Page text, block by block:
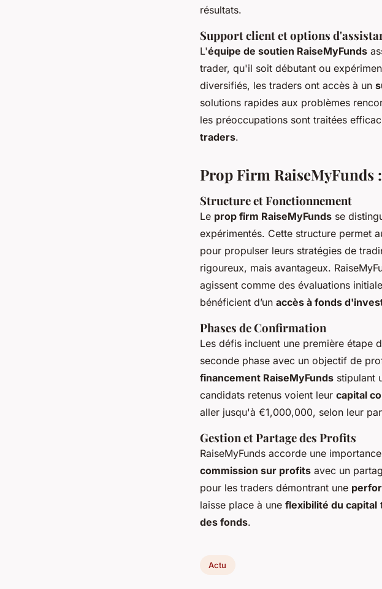
résultats.
Support client et options
L'équipe de soutien RaiseMyFunds
trader, qu'il soit débutant ou
diversifiés, les traders ont accès à un
solutions rapides aux problèmes
les préoccupations sont traitées
traders.
Prop Firm RaiseMyFunds
Structure et Fonctionnement
Le prop firm RaiseMyFunds se
expérimentés. Cette structure permet
pour propulser leurs stratégies de
rigoureux, mais avantageux.
agissent comme des évaluations
bénéficient d’un accès à fonds
Phases de Confirmation
Les défis incluent une première étape
seconde phase avec un objectif de
financement RaiseMyFunds stipulant
candidats retenus voient leur capital
aller jusqu'à €1,000,000, selon leur
Gestion et Partage des Profits
RaiseMyFunds accorde une
commission sur profits avec un
pour les traders démontrant une
laisse place à une flexibilité du capital
des fonds.
Actu